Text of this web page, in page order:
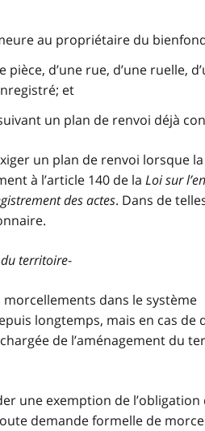
au propriétaire du
d’une rue, d’une ruelle,
et
un plan de renvoi déjà
un plan de renvoi lorsque
à l’article 140 de la Loi sur
des actes. Dans de
territoire-
dans le système
longtemps, mais en cas de
de l’aménagement du
une exemption de
demande formelle de